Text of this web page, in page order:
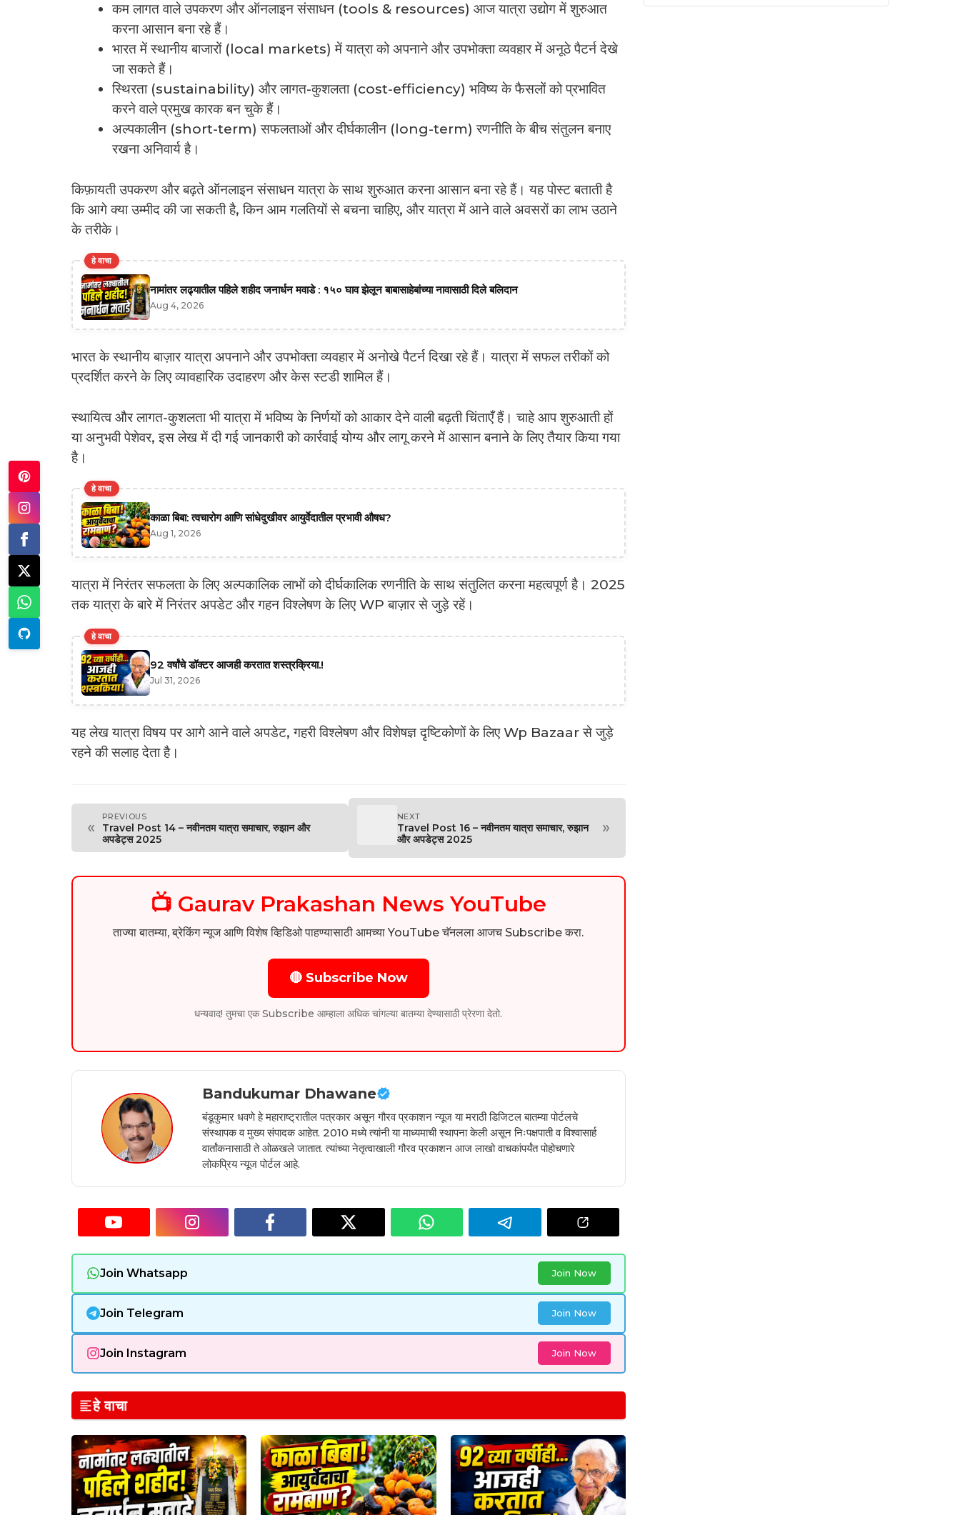
कम लागत वाले उपकरण और ऑनलाइन संसाधन (tools & resources) आज यात्रा उद्योग में शुरुआत
करना आसान बना रहे हैं।
भारत में स्थानीय बाजारों (local markets) में यात्रा को अपनाने और उपभोक्ता व्यवहार में अनूठे पैटर्न देखे
जा सकते हैं।
स्थिरता (sustainability) और लागत-कुशलता (cost-efficiency) भविष्य के फैसलों को प्रभावित
करने वाले प्रमुख कारक बन चुके हैं।
अल्पकालीन (short-term) सफलताओं और दीर्घकालीन (long-term) रणनीति के बीच संतुलन बनाए
रखना अनिवार्य है।
किफ़ायती उपकरण और बढ़ते ऑनलाइन संसाधन यात्रा के साथ शुरुआत करना आसान बना रहे हैं। यह पोस्ट बताती है
कि आगे क्या उम्मीद की जा सकती है, किन आम गलतियों से बचना चाहिए, और यात्रा में आने वाले अवसरों का लाभ उठाने
के तरीके।
हे वाचा
नामांतर लढ्यातील पहिले शहीद जनार्धन मवाडे : १५० घाव झेलून बाबासाहेबांच्या नावासाठी दिले बलिदान
Aug 4, 2026
भारत के स्थानीय बाज़ार यात्रा अपनाने और उपभोक्ता व्यवहार में अनोखे पैटर्न दिखा रहे हैं। यात्रा में सफल तरीकों को
प्रदर्शित करने के लिए व्यावहारिक उदाहरण और केस स्टडी शामिल हैं।
स्थायित्व और लागत-कुशलता भी यात्रा में भविष्य के निर्णयों को आकार देने वाली बढ़ती चिंताएँ हैं। चाहे आप शुरुआती हों
या अनुभवी पेशेवर, इस लेख में दी गई जानकारी को कार्रवाई योग्य और लागू करने में आसान बनाने के लिए तैयार किया गया
है।
हे वाचा
काळा बिबा: त्वचारोग आणि सांधेदुखीवर आयुर्वेदातील प्रभावी औषध?
Aug 1, 2026
यात्रा में निरंतर सफलता के लिए अल्पकालिक लाभों को दीर्घकालिक रणनीति के साथ संतुलित करना महत्वपूर्ण है। 2025
तक यात्रा के बारे में निरंतर अपडेट और गहन विश्लेषण के लिए WP बाज़ार से जुड़े रहें।
हे वाचा
92 वर्षांचे डॉक्टर आजही करतात शस्त्रक्रिया.!
Jul 31, 2026
यह लेख यात्रा विषय पर आगे आने वाले अपडेट, गहरी विश्लेषण और विशेषज्ञ दृष्टिकोणों के लिए Wp Bazaar से जुड़े
रहने की सलाह देता है।
«
PREVIOUS
Travel Post 14 – नवीनतम यात्रा समाचार, रुझान और
अपडेट्स 2025
NEXT
Travel Post 16 – नवीनतम यात्रा समाचार, रुझान
और अपडेट्स 2025
»
📺 Gaurav Prakashan News YouTube
ताज्या बातम्या, ब्रेकिंग न्यूज आणि विशेष व्हिडिओ पाहण्यासाठी आमच्या YouTube चॅनलला आजच Subscribe करा.
🔴 Subscribe Now
धन्यवाद! तुमचा एक Subscribe आम्हाला अधिक चांगल्या बातम्या देण्यासाठी प्रेरणा देतो.
Bandukumar Dhawane
बंडूकुमार धवणे हे महाराष्ट्रातील पत्रकार असून गौरव प्रकाशन न्यूज या मराठी डिजिटल बातम्या पोर्टलचे
संस्थापक व मुख्य संपादक आहेत. 2010 मध्ये त्यांनी या माध्यमाची स्थापना केली असून निःपक्षपाती व विश्वासार्ह
वार्तांकनासाठी ते ओळखले जातात. त्यांच्या नेतृत्वाखाली गौरव प्रकाशन आज लाखो वाचकांपर्यंत पोहोचणारे
लोकप्रिय न्यूज पोर्टल आहे.
Join Whatsapp Join Now
Join Telegram Join Now
Join Instagram Join Now
हे वाचा